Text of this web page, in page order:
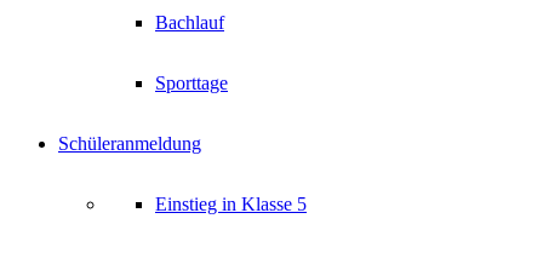
Bachlauf
Sporttage
Schüleranmeldung
Einstieg in Klasse 5